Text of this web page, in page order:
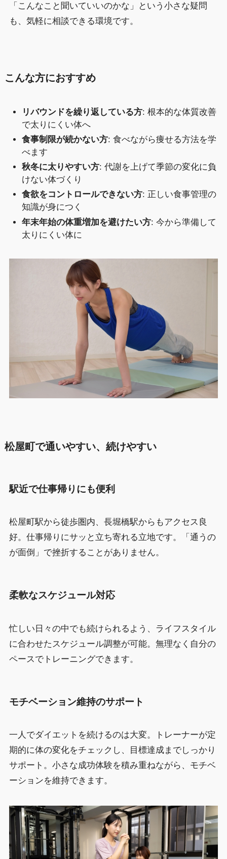
「こんなこと聞いていいのかな」という小さな疑問
も、気軽に相談できる環境です。
こんな方におすすめ
リバウンドを繰り返している方: 根本的な体質改善
で太りにくい体へ
食事制限が続かない方: 食べながら痩せる方法を学
べます
秋冬に太りやすい方: 代謝を上げて季節の変化に負
けない体づくり
食欲をコントロールできない方: 正しい食事管理の
知識が身につく
年末年始の体重増加を避けたい方: 今から準備して
太りにくい体に
松屋町で通いやすい、続けやすい
駅近で仕事帰りにも便利
松屋町駅から徒歩圏内、長堀橋駅からもアクセス良
好。仕事帰りにサッと立ち寄れる立地です。「通うの
が面倒」で挫折することがありません。
柔軟なスケジュール対応
忙しい日々の中でも続けられるよう、ライフスタイル
に合わせたスケジュール調整が可能。無理なく自分の
ペースでトレーニングできます。
モチベーション維持のサポート
一人でダイエットを続けるのは大変。トレーナーが定
期的に体の変化をチェックし、目標達成までしっかり
サポート。小さな成功体験を積み重ねながら、モチベ
ーションを維持できます。